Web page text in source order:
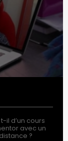
il d’un cours
avec un
?